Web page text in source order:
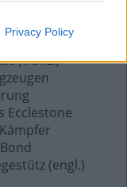
Privacy Policy
werden
um
(franz.)
Ecclestone
(engl.)